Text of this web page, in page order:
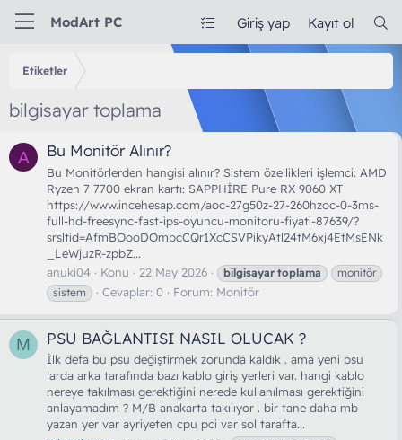
ModArt PC Giriş yap Kayıt ol
Etiketler
bilgisayar toplama
A Bu Monitör Alınır?
Bu Monitörlerden hangisi alınır? Sistem özellikleri işlemci: AMD
Ryzen 7 7700 ekran kartı: SAPPHİRE Pure RX 9060 XT
https://www.incehesap.com/aoc-27g50z-27-260hzoc-0-3ms-
full-hd-freesync-fast-ips-oyuncu-monitoru-fiyati-87639/?
srsltid=AfmBOooDOmbcCQr1XcCSVPikyAtl24tM6xj4EtMsENk
_LeWjuzR-zpbZ...
anuki04
Konu 22 May 2026 bilgisayar toplama
monitör
sistem
Cevaplar: 0 Forum: Monitör
M PSU BAĞLANTISI NASIL OLUCAK ?
İlk defa bu psu değiştirmek zorunda kaldık . ama yeni psu
larda arka tarafında bazı kablo giriş yerleri var. hangi kablo
nereye takılması gerektiğini nerede kullanılması gerektiğini
anlayamadım ? M/B anakarta takılıyor . bir tane daha mb
yazan yer var ayriyeten cpu pci var sol tarafta...